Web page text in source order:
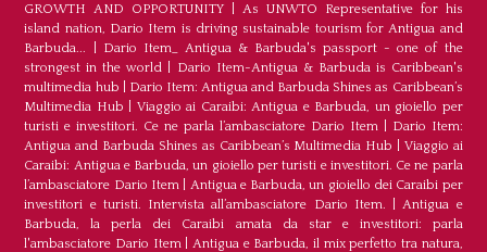
GROWTH AND OPPORTUNITY
As UNWTO Representative for his
island nation, Dario Item is driving sustainable tourism for Antigua and
Barbuda...
Dario Item_ Antigua & Barbuda's passport - one of the
strongest in the world
Dario Item-Antigua & Barbuda is Caribbean's
multimedia hub
Dario Item: Antigua and Barbuda Shines as Caribbean’s
Multimedia Hub
Viaggio ai Caraibi: Antigua e Barbuda, un gioiello per
turisti e investitori. Ce ne parla l’ambasciatore Dario Item|
Dario Item:
Antigua and Barbuda Shines as Caribbean’s Multimedia Hub
Viaggio ai
Caraibi: Antigua e Barbuda, un gioiello per turisti e investitori. Ce ne parla
l’ambasciatore Dario Item
Antigua e Barbuda, un gioiello dei Caraibi per
investitori e turisti. Intervista all’ambasciatore Dario Item. |Antigua e
Barbuda, la perla dei Caraibi amata da star e investitori: parla
l'ambasciatore Dario Item|Antigua e Barbuda, il mix perfetto tra natura,